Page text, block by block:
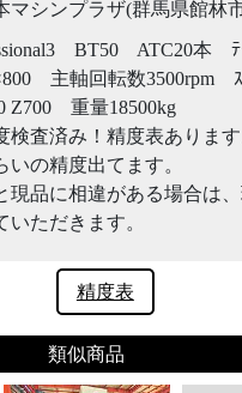
マシンプラザ(群馬県館林
BT50 ATC20本 ﾃ
主軸回転数3500rpm ｽ
Z700 重量18500kg
査済み！精度表あります
いの精度出てます。
現品に相違がある場合は
いただきます。
精度表
類似商品